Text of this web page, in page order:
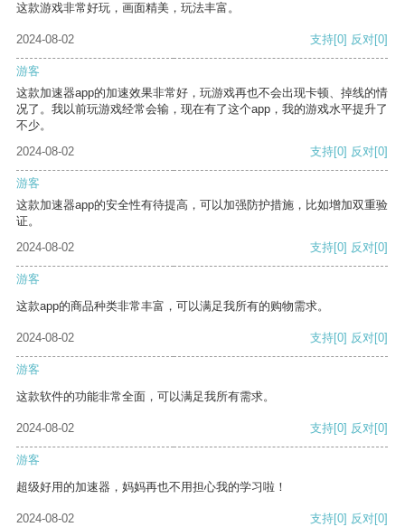
这款游戏非常好玩，画面精美，玩法丰富。
2024-08-02 支持[0] 反对[0]
游客
这款加速器app的加速效果非常好，玩游戏再也不会出现卡顿、掉线的情
况了。我以前玩游戏经常会输，现在有了这个app，我的游戏水平提升了
不少。
2024-08-02
支持[0] 反对[0]
游客
这款加速器app的安全性有待提高，可以加强防护措施，比如增加双重验
证。
2024-08-02
支持[0] 反对[0]
游客
这款app的商品种类非常丰富，可以满足我所有的购物需求。
2024-08-02 支持[0] 反对[0]
游客
这款软件的功能非常全面，可以满足我所有需求。
2024-08-02 支持[0] 反对[0]
游客
超级好用的加速器，妈妈再也不用担心我的学习啦！
2024-08-02 支持[0] 反对[0]